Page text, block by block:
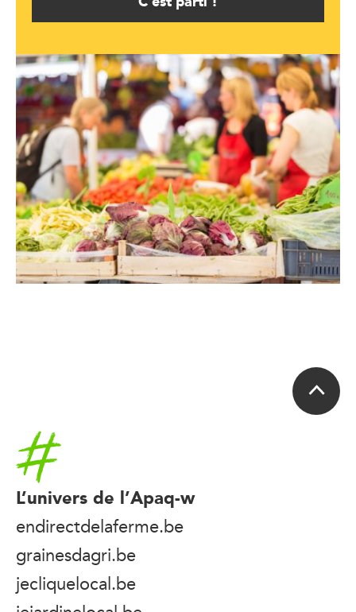
Accueil
L’univers de l’Apaq-w
endirectdelaferme.be
grainesdagri.be
jecliquelocal.be